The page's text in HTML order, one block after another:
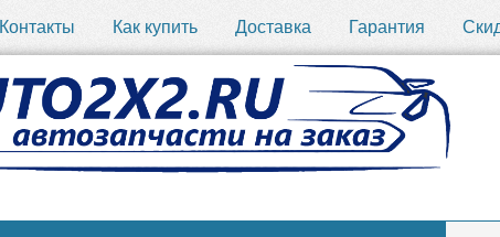
Контакты Как купить Доставка Гарантия